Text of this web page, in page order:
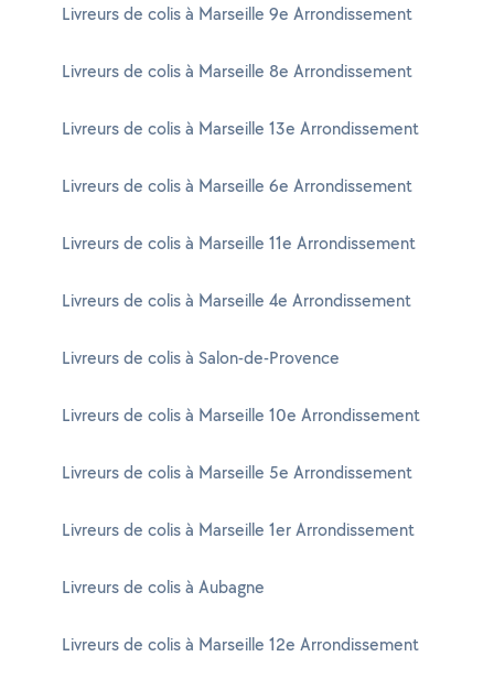
Livreurs de colis à Marseille 9e Arrondissement
Livreurs de colis à Marseille 8e Arrondissement
Livreurs de colis à Marseille 13e Arrondissement
Livreurs de colis à Marseille 6e Arrondissement
Livreurs de colis à Marseille 11e Arrondissement
Livreurs de colis à Marseille 4e Arrondissement
Livreurs de colis à Salon-de-Provence
Livreurs de colis à Marseille 10e Arrondissement
Livreurs de colis à Marseille 5e Arrondissement
Livreurs de colis à Marseille 1er Arrondissement
Livreurs de colis à Aubagne
Livreurs de colis à Marseille 12e Arrondissement